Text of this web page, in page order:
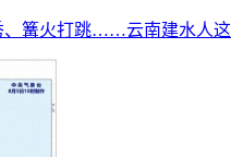
、篝火打跳……云南建水人